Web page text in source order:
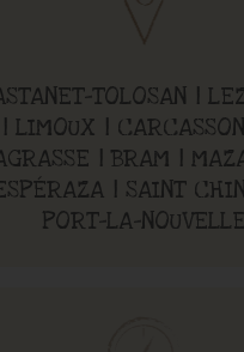
TOLOSAN |
| LIMOUX |
| BRAM |
| SAINT
PORT-LA-NOUVELLE